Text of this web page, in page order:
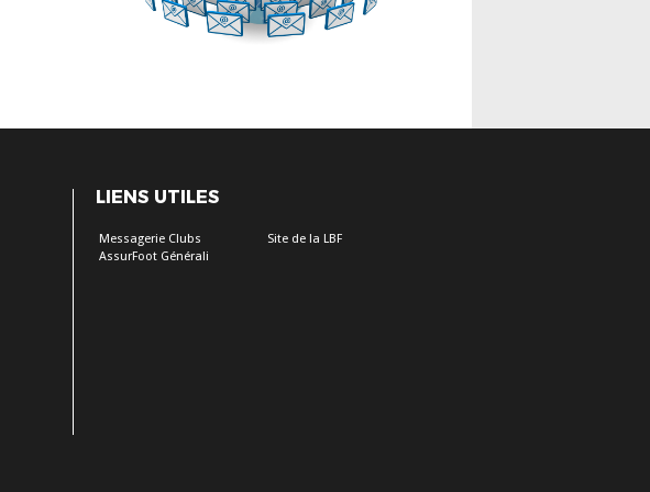
LIENS UTILES
Messagerie Clubs
AssurFoot Générali
Site de la LBF